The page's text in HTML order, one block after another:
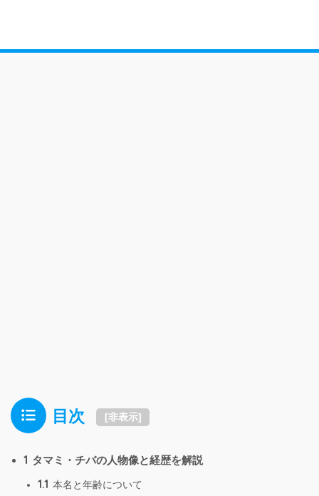
目次 [非表示]
1 タマミ・チバの人物像と経歴を解説
1.1 本名と年齢について